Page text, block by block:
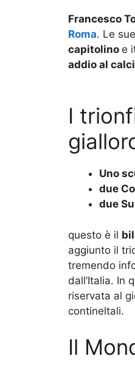
Francesco
Roma. Le
capitolino e
addio al
I
Uno
due
due
questo è il
aggiunto il
tremendo
dall’Italia. In
riservata al
contineltali.
Il